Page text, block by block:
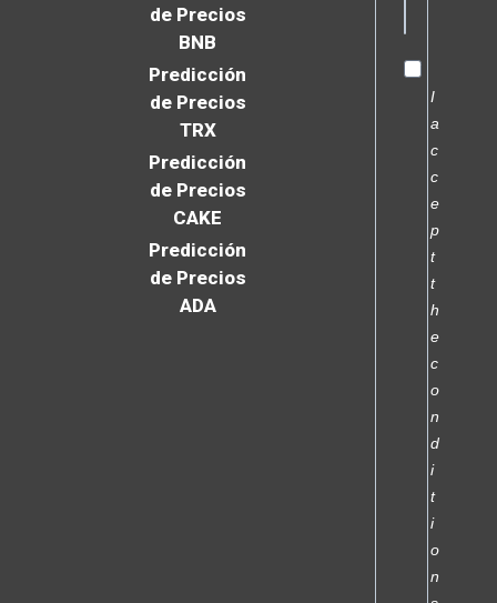
de Precios
BNB
Predicción
de Precios
TRX
Predicción
de Precios
CAKE
Predicción
de Precios
ADA
I
a
c
c
e
p
t
t
h
e
c
o
n
d
i
t
i
o
n